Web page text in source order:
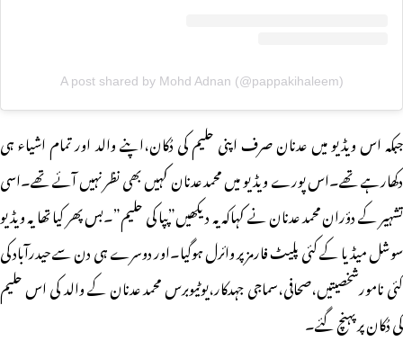
A post shared by Mohd Adnan (@pappakihaleem)
جبکہ اس ویڈیو میں عدنان صرف اپنی حلیم کی دُکان،اپنے والد اور تمام اشیاء ہی
دکھارہے تھے۔اس پورے ویڈیو میں محمد عدنان کہیں بھی نظر نہیں آئے تھے۔اسی
تشہیر کے دؤران محمد عدنان نے کہاکہ یہ دیکھیں”پپا کی حلیم”۔بس پھر کیا تھا یہ ویڈیو
سوشل میڈیا کے کئی پلیٹ فارمز پر وائرل ہوگیا۔اور دوسرے ہی دن سے حیدرآباد کی
کئی نامورشخصیتیں،صحافی،سماجی جہدکار،یوٹیوبرس محمد عدنان کے والد کی اس حلیم
کی دُکان پر پہنچ گئے۔